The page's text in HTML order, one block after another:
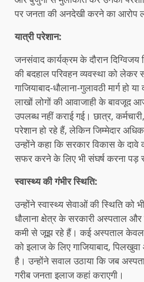
पर जनता की अनदेखी करने का आरोप
यात्री परेशान:
जनसंवाद कार्यक्रम के दौरान दिग्विजय
की बदहाल परिवहन व्यवस्था को लेकर
गाजियाबाद-धौलाना-गुलावठी मार्ग हो
लाखों लोगों की आवाजाही के बावजूद
उपलब्ध नहीं कराई गई। छात्र,
परेशान हो रहे हैं, लेकिन जिम्मेदार
उन्होंने कहा कि सरकार विकास के
सफर करने के लिए भी संघर्ष करना पड़
स्वास्थ्य की गंभीर स्थिति:
उन्होंने स्वास्थ्य सेवाओं की स्थिति को
धौलाना क्षेत्र के सरकारी अस्पताल और
कमी से जूझ रहे हैं। कई अस्पताल केवल
को इलाज के लिए गाजियाबाद,
है। उन्होंने सवाल उठाया कि जब
गरीब जनता इलाज कहां कराएगी।